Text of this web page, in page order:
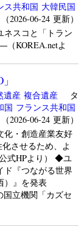
ス共和国 大韓民国
（2026-06-24 更新）
スコと「トラン
KOREA.netよ
遺産 複合遺産タ
国 フランス共和国
（2026-06-24 更新）
・創造産業友好
させるため、よ
式HPより） ◆ユ
ド『つながる世界
）』を発表
立機関「カズセ